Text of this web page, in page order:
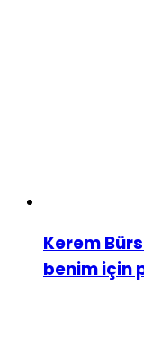
Kerem
benim için